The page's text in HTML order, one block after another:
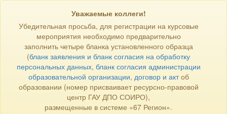
Уважаемые коллеги!
Убедительная просьба, для регистрации на курсовые
мероприятия необходимо предварительно
заполнить четыре бланка установленного образца
(бланк заявления и бланк согласия на обработку
персональных данных, бланк согласия администрации
образовательной организации, договор и актоб
образовании (номер присваивает ресурсно-правовой
центр ГАУ ДПО СОИРО),
размещенные в системе «67 Регион».